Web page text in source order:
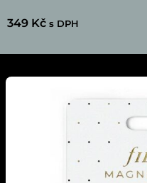
349 Kč s DPH